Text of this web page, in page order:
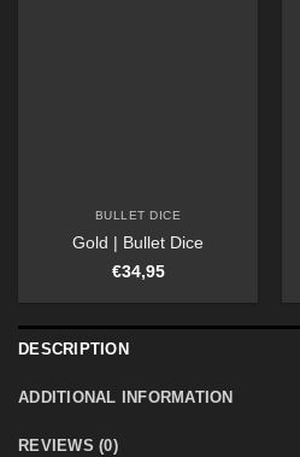
BULLET DICE
Gold | Bullet Dice
€34,95
DESCRIPTION
ADDITIONAL INFORMATION
REVIEWS (0)